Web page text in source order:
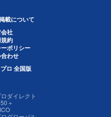
載について
社
約
ポリシー
わせ
ロ 全国版
ダイレクト
＋